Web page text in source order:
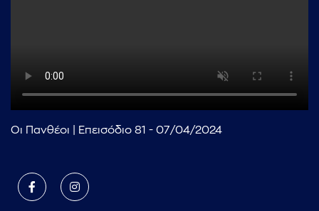
Οι Πανθέοι | Επεισόδιο 81 - 07/04/2024